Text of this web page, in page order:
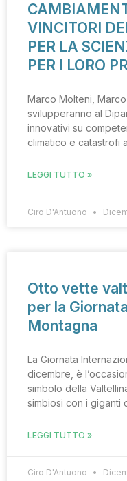
VINCITORI
PER LA
PER I LORO
Marco Molteni,
svilupperanno al
innovativi su
climatico e catastrofi
LEGGI TUTTO »
Ciro D'Antuono
Otto vette
per la
Montagna
La Giornata
dicembre, è
simbolo della
simbiosi con i giganti
LEGGI TUTTO »
Ciro D'Antuono